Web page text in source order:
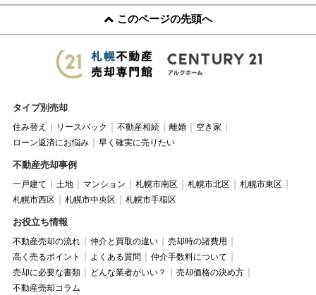
このページの先頭へ
タイプ別売却
住み替え リースバック 不動産相続 離婚
空き家
ローン返済にお悩み
早く確実に売りたい
不動産売却事例
一戸建て 土地 マンション 札幌市南区 札幌市北区
札幌市東区
札幌市西区
札幌市中央区 札幌市手稲区
お役立ち情報
不動産売却の流れ 仲介と買取の違い
売却時の諸費用
高く売るポイント
よくある質問
仲介手数料について
売却に必要な書類
どんな業者がいい？
売却価格の決め方
不動産売却コラム